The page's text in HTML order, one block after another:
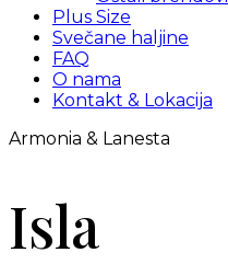
Plus Size
Svečane haljine
FAQ
O nama
Kontakt & Lokacija
Armonia & Lanesta
Isla